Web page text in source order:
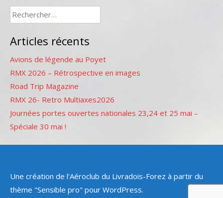
Rechercher :
Articles récents
Avions de légende au Poyet
RMX 2026 – Rétrospective en images
Road Trip Magazine
RMX 26- Retro Multiaxes2026
Journées portes ouvertes nationales 23,24 et 25 mai –
Spéciale 30 mai !
Une création de l'Aéroclub du Livradois-Forez à partir du
thème "Sensible pro" pour WordPress.